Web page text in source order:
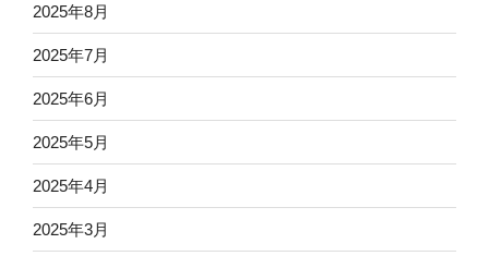
2025年8月
2025年7月
2025年6月
2025年5月
2025年4月
2025年3月